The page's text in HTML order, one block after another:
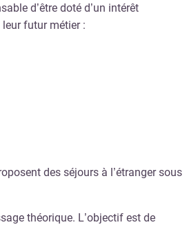
d’être doté d’un intérêt
futur métier :
des séjours à l’étranger sous
théorique. L’objectif est de